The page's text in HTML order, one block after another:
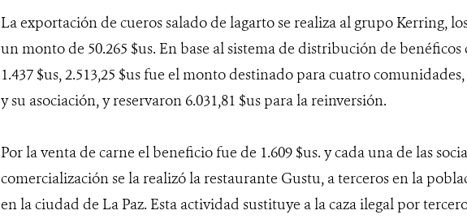
La exportación de cueros salado de lagarto se realiza al grupo Kerring,
un monto de 50.265 $us. En base al sistema de distribución de
1.437 $us, 2.513,25 $us fue el monto destinado para cuatro
y su asociación, y reservaron 6.031,81 $us para la reinversión.
Por la venta de carne el beneficio fue de 1.609 $us. y cada una de las
comercialización se la realizó la restaurante Gustu, a terceros en la
en la ciudad de La Paz. Esta actividad sustituye a la caza ilegal por